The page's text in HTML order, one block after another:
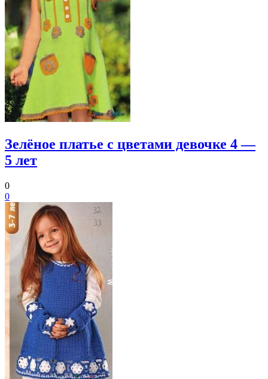
Зелёное платье с цветами девочке 4 —
5 лет
0
0